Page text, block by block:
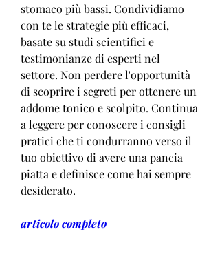
stomaco più bassi. Condividiamo
con te le strategie più efficaci,
basate su studi scientifici e
testimonianze di esperti nel
settore. Non perdere l'opportunità
di scoprire i segreti per ottenere un
addome tonico e scolpito. Continua
a leggere per conoscere i consigli
pratici che ti condurranno verso il
tuo obiettivo di avere una pancia
piatta e definisce come hai sempre
desiderato.
articolo completo